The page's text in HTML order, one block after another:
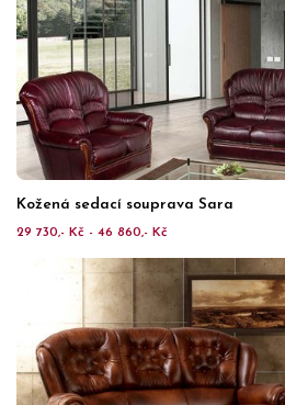
Kožená sedací souprava Sara
29 730,- Kč - 46 860,- Kč